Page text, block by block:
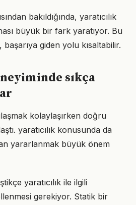
bakıldığında, yaratıcılık
büyük bir fark yaratıyor. Bu
giden yolu kısaltabilir.
sıkça
kolaylaşırken doğru
yaratıcılık konusunda da
yararlanmak büyük önem
yaratıcılık ile ilgili
gerekiyor. Statik bir